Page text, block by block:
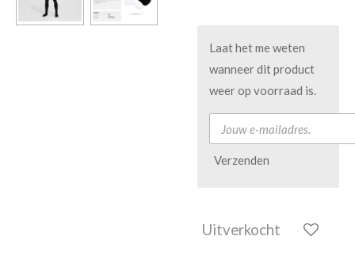
Laat het me weten
wanneer dit product
weer op voorraad is.
Verzenden
Uitverkocht